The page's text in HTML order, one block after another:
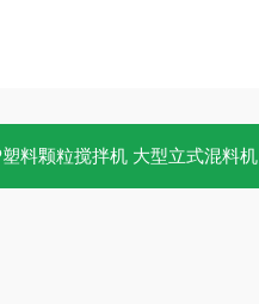
塑料颗粒搅拌机 大型立式混料机